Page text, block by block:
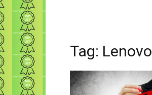
Tag: Lenovo